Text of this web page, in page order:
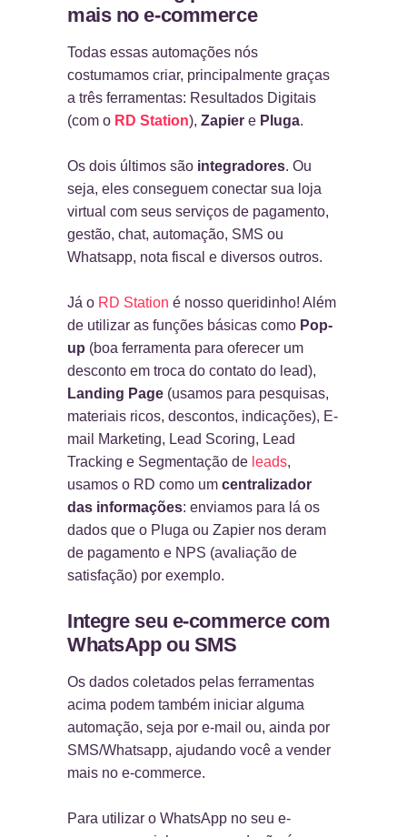
mais no e-commerce
Todas essas automações nós
costumamos criar, principalmente graças
a três ferramentas: Resultados Digitais
(com o RD Station), Zapier e Pluga.
Os dois últimos são integradores. Ou
seja, eles conseguem conectar sua loja
virtual com seus serviços de pagamento,
gestão, chat, automação, SMS ou
Whatsapp, nota fiscal e diversos outros.
Já o RD Station é nosso queridinho! Além
de utilizar as funções básicas como Pop-
up (boa ferramenta para oferecer um
desconto em troca do contato do lead),
Landing Page (usamos para pesquisas,
materiais ricos, descontos, indicações), E-
mail Marketing, Lead Scoring, Lead
Tracking e Segmentação de leads,
usamos o RD como um centralizador
das informações: enviamos para lá os
dados que o Pluga ou Zapier nos deram
de pagamento e NPS (avaliação de
satisfação) por exemplo.
Integre seu e-commerce com
WhatsApp ou SMS
Os dados coletados pelas ferramentas
acima podem também iniciar alguma
automação, seja por e-mail ou, ainda por
SMS/Whatsapp, ajudando você a vender
mais no e-commerce.
Para utilizar o WhatsApp no seu e-